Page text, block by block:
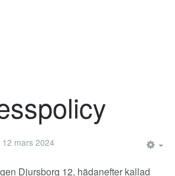
mars 2024
Djursborg 12, hädanefter kallad